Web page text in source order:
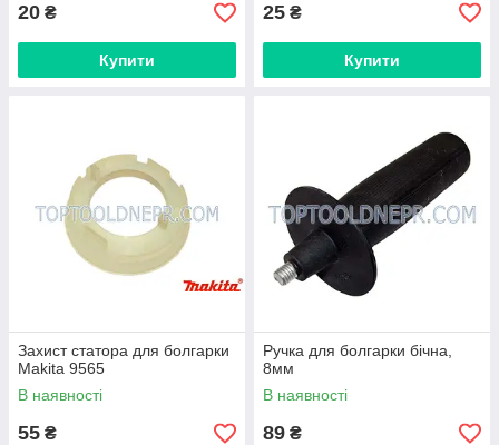
20 ₴
Купити
25 ₴
Купити
Захист статора для болгарки
Makita 9565
В наявності
55 ₴
Ручка для болгарки бічна,
8мм
В наявності
89 ₴